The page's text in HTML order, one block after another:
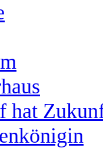
hat